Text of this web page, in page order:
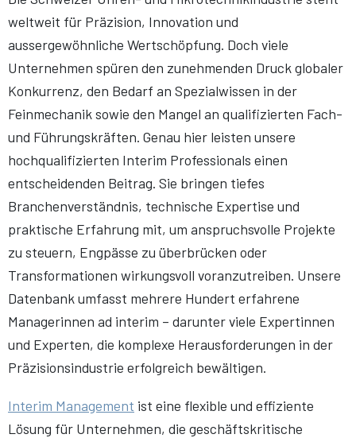
weltweit für Präzision, Innovation und
aussergewöhnliche Wertschöpfung. Doch viele
Unternehmen spüren den zunehmenden Druck globaler
Konkurrenz, den Bedarf an Spezialwissen in der
Feinmechanik sowie den Mangel an qualifizierten Fach-
und Führungskräften. Genau hier leisten unsere
hochqualifizierten Interim Professionals einen
entscheidenden Beitrag. Sie bringen tiefes
Branchenverständnis, technische Expertise und
praktische Erfahrung mit, um anspruchsvolle Projekte
zu steuern, Engpässe zu überbrücken oder
Transformationen wirkungsvoll voranzutreiben. Unsere
Datenbank umfasst mehrere Hundert erfahrene
Managerinnen ad interim – darunter viele Expertinnen
und Experten, die komplexe Herausforderungen in der
Präzisionsindustrie erfolgreich bewältigen.
Interim Management ist eine flexible und effiziente
Lösung für Unternehmen, die geschäftskritische